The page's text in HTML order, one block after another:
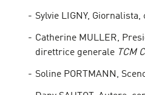
Sylvie LIGNY,
Catherine MULLER,
direttrice generale TCM
Soline PORTMANN,